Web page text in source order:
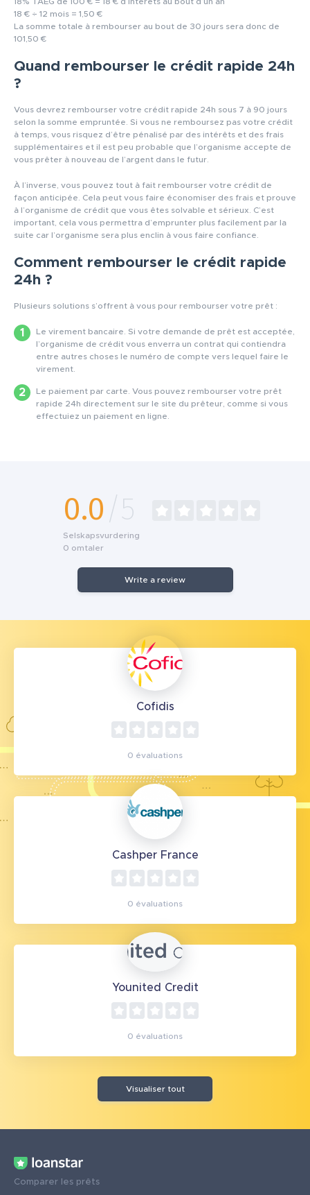
18 € ÷ 12 mois = 1,50 €
La somme totale à rembourser au bout de 30 jours sera donc de
101,50 €
Quand rembourser le crédit rapide 24h
?
Vous devrez rembourser votre crédit rapide 24h sous 7 à 90 jours
selon la somme empruntée. Si vous ne remboursez pas votre crédit
à temps, vous risquez d’être pénalisé par des intérêts et des frais
supplémentaires et il est peu probable que l’organisme accepte de
vous prêter à nouveau de l’argent dans le futur.
À l’inverse, vous pouvez tout à fait rembourser votre crédit de
façon anticipée. Cela peut vous faire économiser des frais et prouve
à l’organisme de crédit que vous êtes solvable et sérieux. C’est
important, cela vous permettra d’emprunter plus facilement par la
suite car l’organisme sera plus enclin à vous faire confiance.
Comment rembourser le crédit rapide
24h ?
Plusieurs solutions s’offrent à vous pour rembourser votre prêt :
Le virement bancaire. Si votre demande de prêt est acceptée,
l’organisme de crédit vous enverra un contrat qui contiendra
entre autres choses le numéro de compte vers lequel faire le
virement.
Le paiement par carte. Vous pouvez rembourser votre prêt
rapide 24h directement sur le site du prêteur, comme si vous
effectuiez un paiement en ligne.
0.0/5
Selskapsvurdering
0 omtaler
Write a review
Cofidis
0 évaluations
Cashper France
0 évaluations
Younited Credit
0 évaluations
Visualiser tout
Comparer les prêts